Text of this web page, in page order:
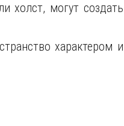
холст, могут создать
характером и